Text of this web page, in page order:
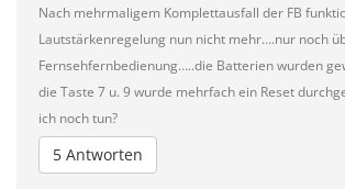
Nach mehrmaligem Komplettausfall der FB
Lautstärkenregelung nun nicht mehr….nur noch
Fernsehfernbedienung…..die Batterien wurden
die Taste 7 u. 9 wurde mehrfach ein Reset
ich noch tun?
5 Antworten